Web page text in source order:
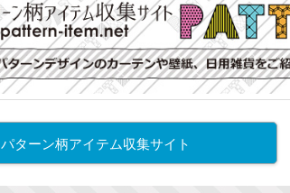
パターン柄アイテム収集サイト